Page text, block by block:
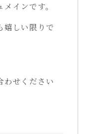
インです。
嬉しい限りで
わせください